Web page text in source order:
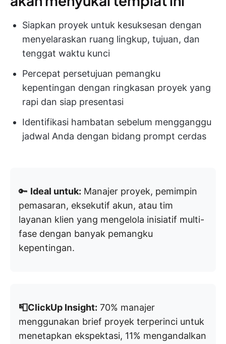
Siapkan proyek untuk kesuksesan dengan
menyelaraskan ruang lingkup, tujuan, dan
tenggat waktu kunci
Percepat persetujuan pemangku
kepentingan dengan ringkasan proyek yang
rapi dan siap presentasi
Identifikasi hambatan sebelum mengganggu
jadwal Anda dengan bidang prompt cerdas
🔑 Ideal untuk: Manajer proyek, pemimpin
pemasaran, eksekutif akun, atau tim
layanan klien yang mengelola inisiatif multi-
fase dengan banyak pemangku
kepentingan.
📮ClickUp Insight: 70% manajer
menggunakan brief proyek terperinci untuk
menetapkan ekspektasi, 11% mengandalkan